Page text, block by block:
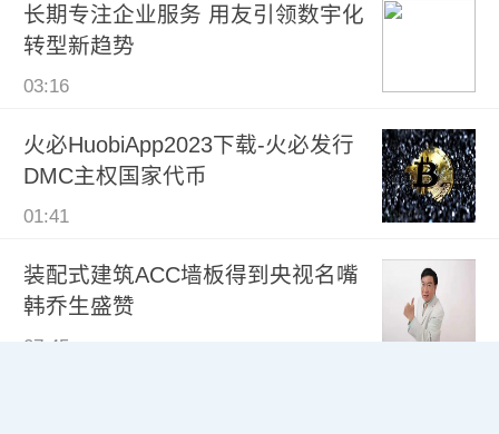
长期专注企业服务 用友引领数宇化
转型新趋势
03:16
火必HuobiApp2023下载-火必发行
DMC主权国家代币
01:41
装配式建筑ACC墙板得到央视名嘴
韩乔生盛赞
07:45